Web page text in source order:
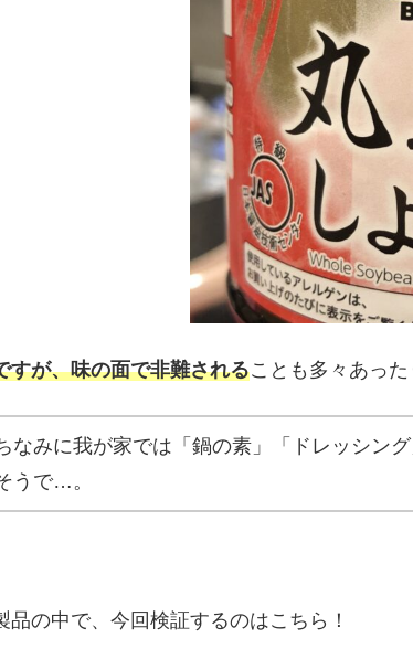
すが、味の面で非難されることも多々あった
なみに我が家では「鍋の素」「ドレッシン
うで…。
品の中で、今回検証するのはこちら！